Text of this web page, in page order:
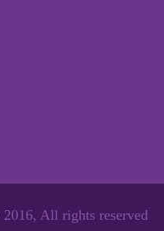
All rights reserved